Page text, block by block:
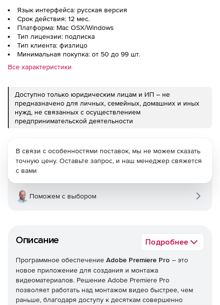
Язык интерфейса: русская версия
Срок действия: 12 мес.
Платформа: Mac OSX/Windows
Тип лицензии: подписка
Тип клиента: физлицо
Минимальная покупка: от 50 до 99 шт.
Все характеристики
Доступно только юридическим лицам и ИП – не
предназначено для личных, семейных, домашних и иных
нужд, не связанных с осуществлением
предпринимательской деятельности
Описание Подробнее
Программное обеспечение Adobe Premiere Pro – это
новое приложение для создания и монтажа
видеоматериалов. Решение Adobe Premiere Pro
позволяет работать над монтажом видео быстрее, чем
раньше, благодаря доступу к десяткам совершенно
В связи с особенностями поставок, мы не можем сказать
точную цену. Оставьте запрос, и наш менеджер свяжется
с вами
Поможем с выбором